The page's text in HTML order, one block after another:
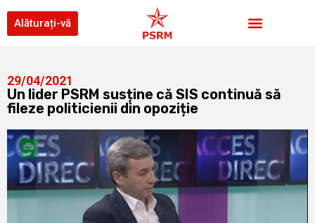
Alăturați-vă
29/04/2021
Un lider PSRM susține că SIS continuă să
fileze politicienii din opoziție